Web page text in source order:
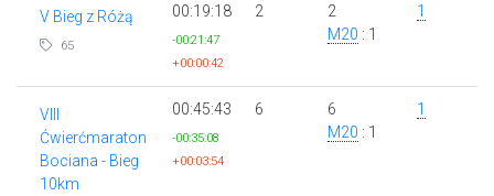
V Bieg z Różą
65
00:19:18
-00:21:47
+00:00:42
2
2
M20 : 1
1
VIII
Ćwierćmaraton
Bociana - Bieg
10km
00:45:43
-00:35:08
+00:03:54
6
6
M20 : 1
1